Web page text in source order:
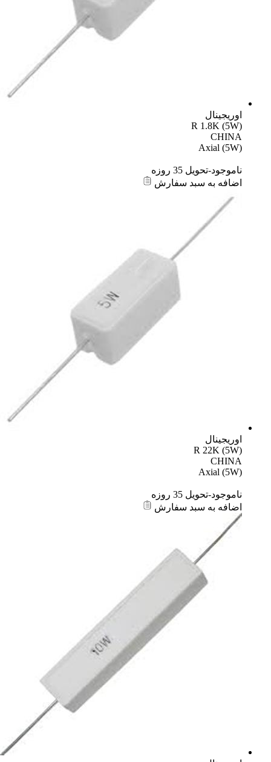
اوریجینال
R 1.8K (5W)
CHINA
Axial (5W)
ناموجود-تحویل 35 روزه
اضافه به سبد سفارش
اوریجینال
R 22K (5W)
CHINA
Axial (5W)
ناموجود-تحویل 35 روزه
اضافه به سبد سفارش